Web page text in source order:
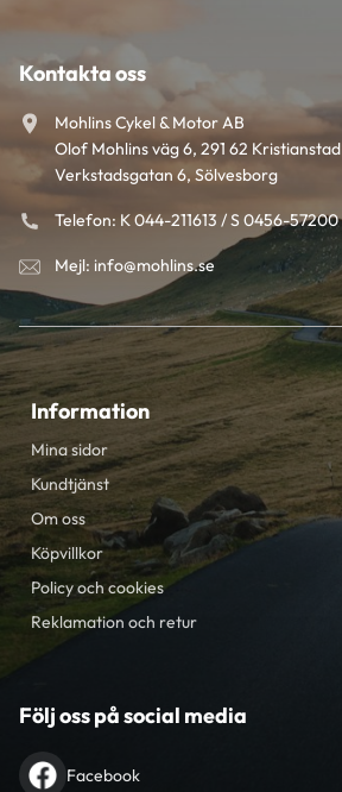
Kontakta oss
Mohlins Cykel & Motor AB
Olof Mohlins väg 6, 291 62 Kristianstad
Verkstadsgatan 6, Sölvesborg
Telefon: K 044-211613 / S 0456-57200
Mejl: info@mohlins.se
Information
Mina sidor
Kundtjänst
Om oss
Köpvillkor
Policy och cookies
Reklamation och retur
Följ oss på social media
Facebook